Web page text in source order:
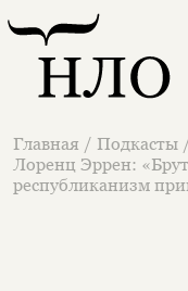
Главная / Подкасты
Лоренц Эррен:
республиканизм